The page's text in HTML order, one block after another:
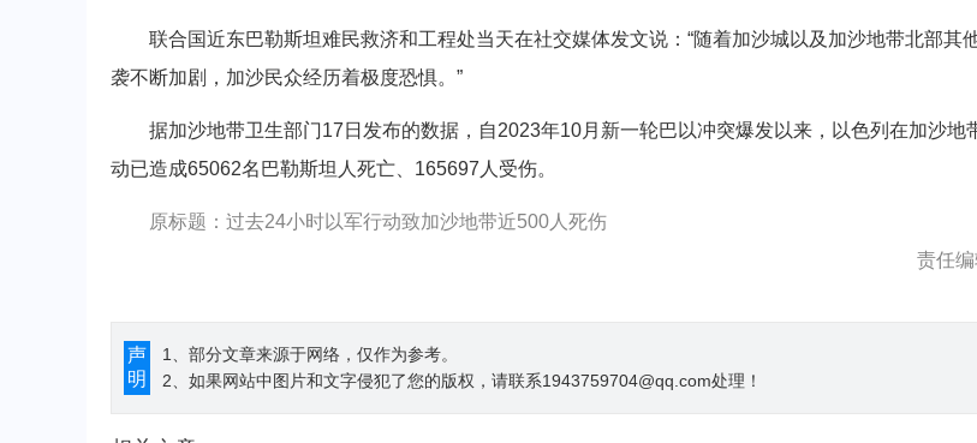
联合国近东巴勒斯坦难民救济和工程处当天在社交媒体发文说：“随着加沙城以及加沙地带北部其
袭不断加剧，加沙民众经历着极度恐惧。”
据加沙地带卫生部门17日发布的数据，自2023年10月新一轮巴以冲突爆发以来，以色列在加沙地
动已造成65062名巴勒斯坦人死亡、165697人受伤。
原标题：过去24小时以军行动致加沙地带近500人死伤
责任
声
明
1、部分文章来源于网络，仅作为参考。
2、如果网站中图片和文字侵犯了您的版权，请联系1943759704@qq.com处理！